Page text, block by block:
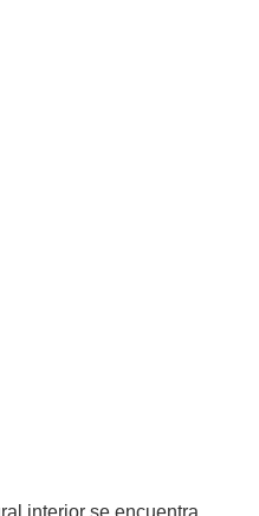
interior se encuentra